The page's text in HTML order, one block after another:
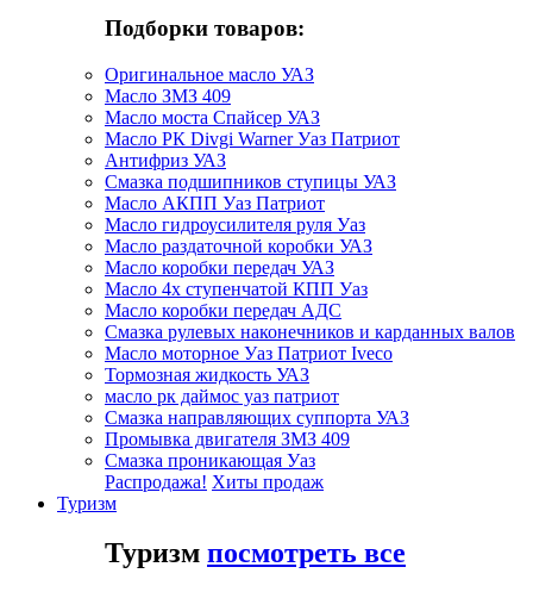
Подборки товаров:
Оригинальное масло УАЗ
Масло ЗМЗ 409
Масло моста Спайсер УАЗ
Масло РК Divgi Warner Уаз Патриот
Антифриз УАЗ
Смазка подшипников ступицы УАЗ
Масло АКПП Уаз Патриот
Масло гидроусилителя руля Уаз
Масло раздаточной коробки УАЗ
Масло коробки передач УАЗ
Масло 4х ступенчатой КПП Уаз
Масло коробки передач АДС
Смазка рулевых наконечников и карданных валов
Масло моторное Уаз Патриот Iveco
Тормозная жидкость УАЗ
масло рк даймос уаз патриот
Смазка направляющих суппорта УАЗ
Промывка двигателя ЗМЗ 409
Смазка проникающая Уаз
Распродажа! Хиты продаж
Туризм
Туризм посмотреть все